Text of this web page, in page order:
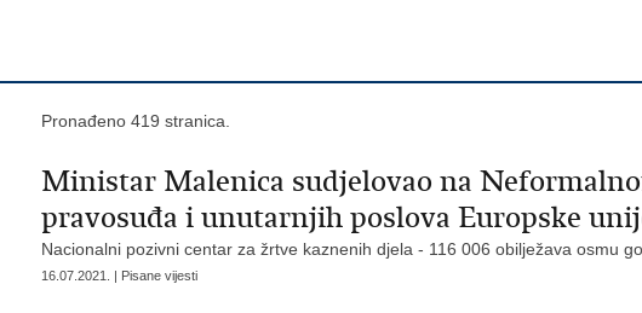
Pronađeno 419 stranica.
Ministar Malenica sudjelovao na
pravosuđa i unutarnjih poslova Europske
Nacionalni pozivni centar za žrtve kaznenih djela - 116 006 obilježava osmu
16.07.2021. | Pisane vijesti